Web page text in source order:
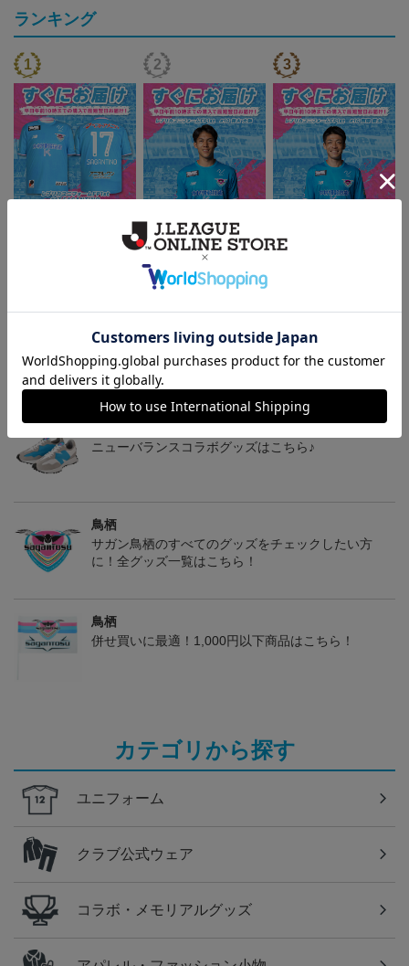
ランキング
『すぐにお届け』26/27レ
プリカユニフォームFP1st
『すぐにお届け』26/27レ
プリカユニフォームFP1st
No.10 鈴木 大馳
17,970円
No.16 西澤 健太
17,970円
鳥栖
ユニフォームはこちらをチェック♪
鳥栖
ニューバランスコラボグッズはこちら♪
鳥栖
サガン鳥栖のすべてのグッズをチェックしたい方
に！全グッズ一覧はこちら！
鳥栖
併せ買いに最適！1,000円以下商品はこちら！
カテゴリから探す
ユニフォーム
クラブ公式ウェア
コラボ・メモリアルグッズ